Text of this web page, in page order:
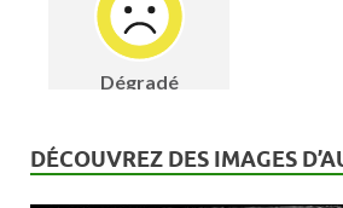
DÉCOUVREZ DES IMAGES